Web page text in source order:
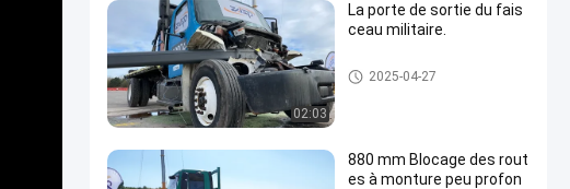
02:03
La porte de sortie du fais
ceau militaire.
Porte à faisceau ascendant
2025-04-27
880 mm Blocage des rout
es à monture peu profon